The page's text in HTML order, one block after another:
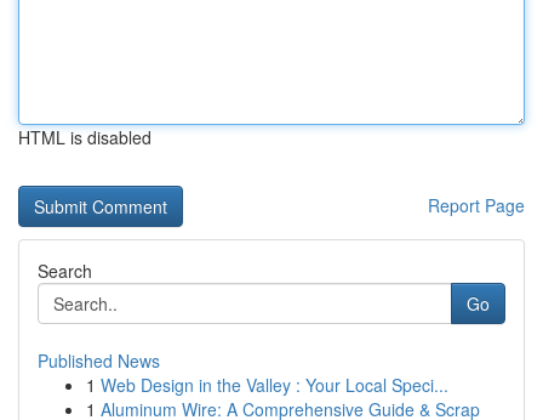
HTML is disabled
Report Page
Search
Go
Published News
1 Web Design in the Valley : Your Local Speci...
1 Aluminum Wire: A Comprehensive Guide & Scrap